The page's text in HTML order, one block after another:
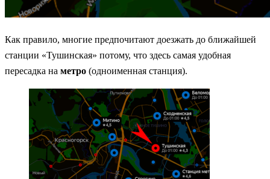
Как правило, многие предпочитают доезжать до ближайшей
станции «Тушинская» потому, что здесь самая удобная
пересадка на метро (одноименная станция).